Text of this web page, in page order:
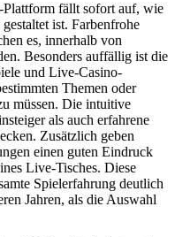
Plattform fällt sofort auf, wie
ist. Farbenfrohe
es, innerhalb von
Besonders auffällig ist die
und Live-Casino-
Themen oder
müssen. Die intuitive
als auch erfahrene
Zusätzlich geben
einen guten Eindruck
Live-Tisches. Diese
Spielerfahrung deutlich
Jahren, als die Auswahl